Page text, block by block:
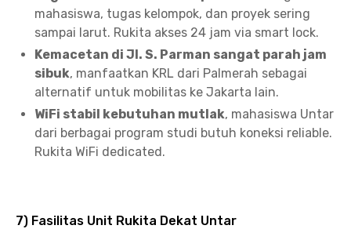
mahasiswa, tugas kelompok, dan proyek sering
sampai larut. Rukita akses 24 jam via smart lock.
Kemacetan di Jl. S. Parman sangat parah jam
sibuk, manfaatkan KRL dari Palmerah sebagai
alternatif untuk mobilitas ke Jakarta lain.
WiFi stabil kebutuhan mutlak, mahasiswa Untar
dari berbagai program studi butuh koneksi reliable.
Rukita WiFi dedicated.
7) Fasilitas Unit Rukita Dekat Untar